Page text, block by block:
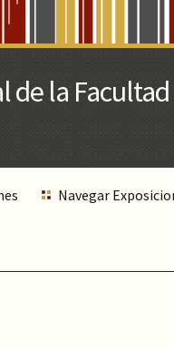
Navegar